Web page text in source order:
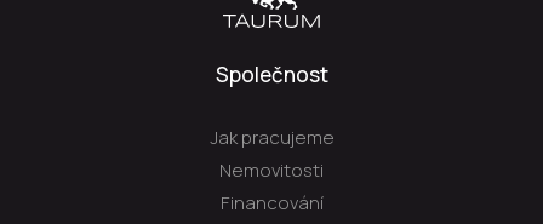
Společnost
Jak pracujeme
Nemovitosti
Financování